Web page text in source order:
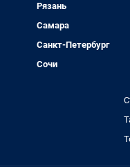
Рязань
Самара
Санкт-Петербург
Сочи